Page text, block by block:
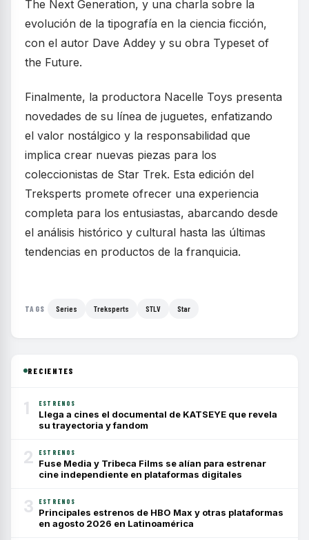
The Next Generation, y una charla sobre la
evolución de la tipografía en la ciencia ficción,
con el autor Dave Addey y su obra Typeset of
the Future.
Finalmente, la productora Nacelle Toys presenta
novedades de su línea de juguetes, enfatizando
el valor nostálgico y la responsabilidad que
implica crear nuevas piezas para los
coleccionistas de Star Trek. Esta edición del
Treksperts promete ofrecer una experiencia
completa para los entusiastas, abarcando desde
el análisis histórico y cultural hasta las últimas
tendencias en productos de la franquicia.
TAGS Series Treksperts STLV Star
RECIENTES
1 ESTRENOS
Llega a cines el documental de KATSEYE que revela
su trayectoria y fandom
2 ESTRENOS
Fuse Media y Tribeca Films se alían para estrenar
cine independiente en plataformas digitales
3 ESTRENOS
Principales estrenos de HBO Max y otras plataformas
en agosto 2026 en Latinoamérica